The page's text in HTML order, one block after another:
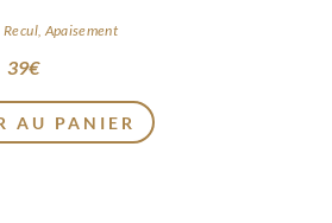
Apaisement
39€
AU PANIER